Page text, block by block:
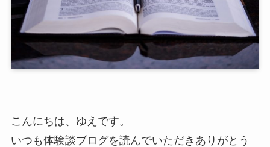
こんにちは、ゆえです。
いつも体験談ブログを読んでいただきありがとう